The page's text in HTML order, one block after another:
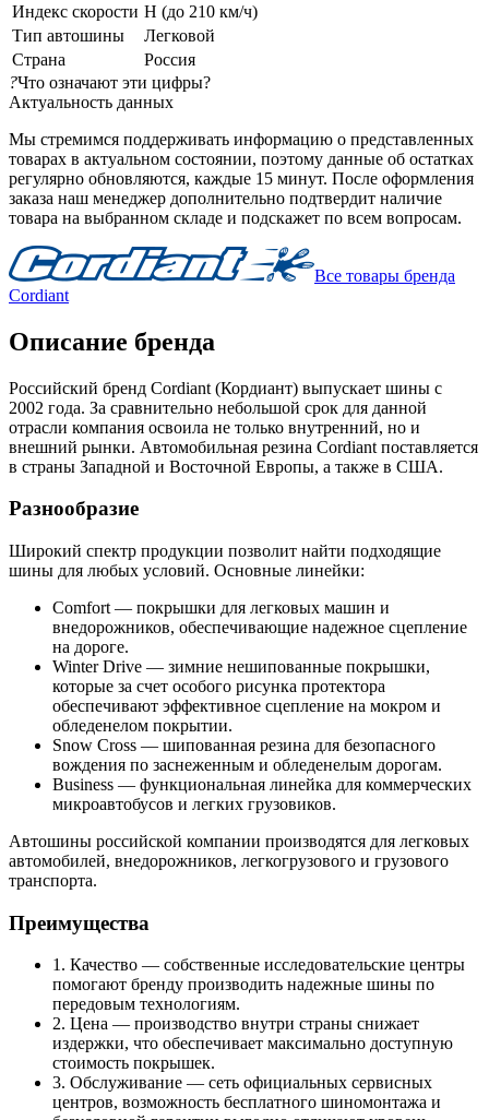
Индекс скорости H (до 210 км/ч)
Тип автошины
Легковой
Страна
Россия
?Что означают эти цифры?
Актуальность данных
Мы стремимся поддерживать информацию о представленных
товарах в актуальном состоянии, поэтому данные об остатках
регулярно обновляются, каждые 15 минут. После оформления
заказа наш менеджер дополнительно подтвердит наличие
товара на выбранном складе и подскажет по всем вопросам.
Все товары бренда
Cordiant
Описание бренда
Российский бренд Cordiant (Кордиант) выпускает шины с
2002 года. За сравнительно небольшой срок для данной
отрасли компания освоила не только внутренний, но и
внешний рынки. Автомобильная резина Cordiant поставляется
в страны Западной и Восточной Европы, а также в США.
Разнообразие
Широкий спектр продукции позволит найти подходящие
шины для любых условий. Основные линейки:
Comfort — покрышки для легковых машин и
внедорожников, обеспечивающие надежное сцепление
на дороге.
Winter Drive — зимние нешипованные покрышки,
которые за счет особого рисунка протектора
обеспечивают эффективное сцепление на мокром и
обледенелом покрытии.
Snow Cross — шипованная резина для безопасного
вождения по заснеженным и обледенелым дорогам.
Business — функциональная линейка для коммерческих
микроавтобусов и легких грузовиков.
Автошины российской компании производятся для легковых
автомобилей, внедорожников, легкогрузового и грузового
транспорта.
Преимущества
1. Качество — собственные исследовательские центры
помогают бренду производить надежные шины по
передовым технологиям.
2. Цена — производство внутри страны снижает
издержки, что обеспечивает максимально доступную
стоимость покрышек.
3. Обслуживание — сеть официальных сервисных
центров, возможность бесплатного шиномонтажа и